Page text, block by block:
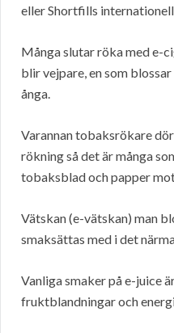
eller Shortfills
Många slutar röka med e-
blir vejpare, en som
ånga.
Varannan tobaksrökare
rökning så det är många
tobaksblad och papper
Vätskan (e-vätskan) man
smaksättas med i det
Vanliga smaker på e-juice
fruktblandningar och